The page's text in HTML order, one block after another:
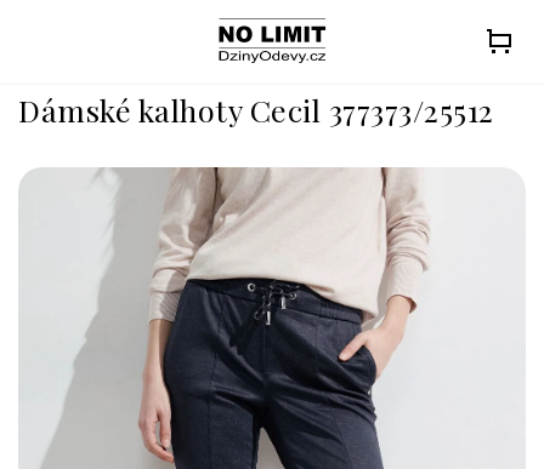
Dámské kalhoty Cecil 377373/25512